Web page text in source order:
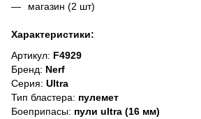
магазин (2 шт)
Характеристики:
Артикул: F4929
Бренд: Nerf
Серия: Ultra
Тип бластера: пулемет
Боеприпасы: пули ultra (16 мм)